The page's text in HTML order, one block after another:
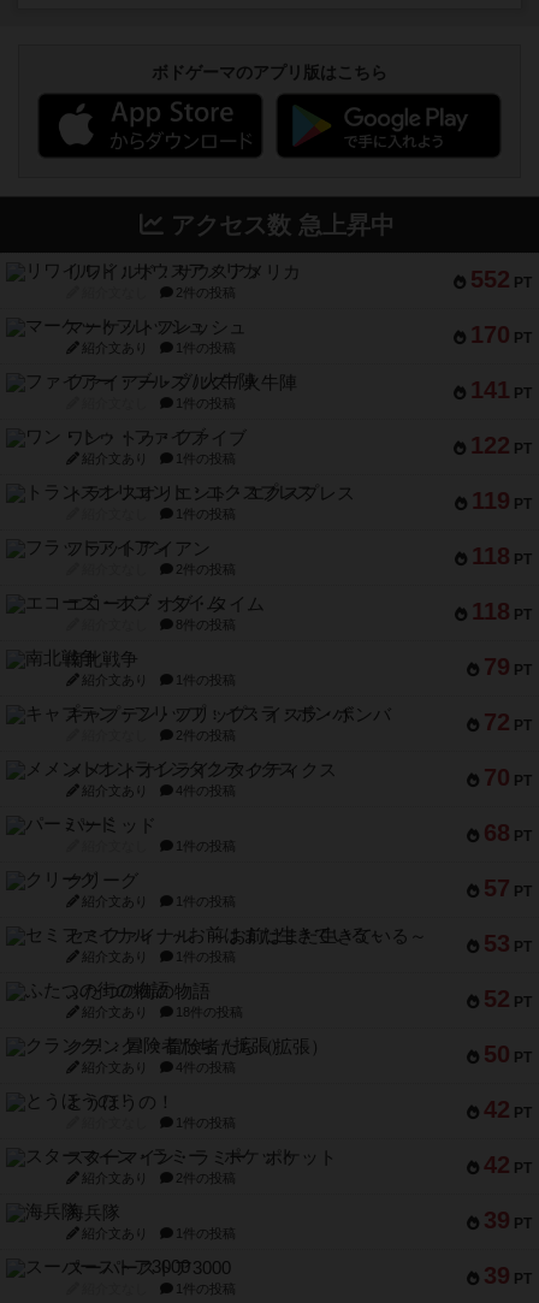
ボドゲーマのアプリ版はこちら
アクセス数 急上昇中
552 PT
リワイルド：サウスアメリカ
2件の投稿
170 PT
マーケットフレッシュ
紹介文あり 1件の投稿
141 PT
ファイアー・ブルズ / 火牛陣
1件の投稿
122 PT
ワン・トゥ・ファイブ
紹介文あり 1件の投稿
119 PT
トランスオリエント・エクスプレス
1件の投稿
118 PT
フラットアイアン
2件の投稿
118 PT
エコーズ・オブ・タイム
8件の投稿
79 PT
南北戦争
紹介文あり 1件の投稿
72 PT
キャプテン・フリップ：イスラ・ボンバ
2件の投稿
70 PT
メメントオンラインタクティクス
紹介文あり 4件の投稿
68 PT
パーミッド
1件の投稿
57 PT
クリーグ
紹介文あり 1件の投稿
53 PT
セミファイナル ～お前はまだ生きている～
紹介文あり 1件の投稿
52 PT
ふたつの街の物語
紹介文あり 18件の投稿
50 PT
クランク! ：冒険者たち（拡張）
紹介文あり 4件の投稿
42 PT
とうほうの！
1件の投稿
42 PT
スターマイン・ラミー ポケット
紹介文あり 2件の投稿
39 PT
海兵隊
紹介文あり 1件の投稿
39 PT
スーパーストア3000
1件の投稿